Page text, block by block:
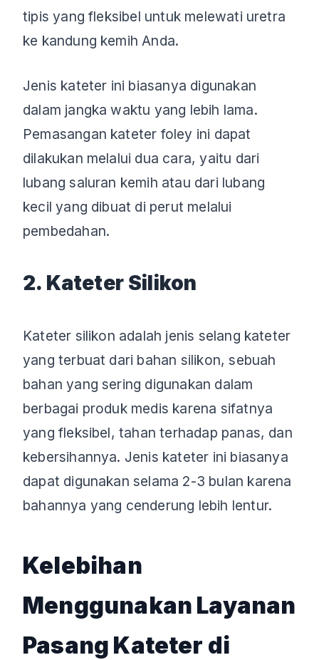
tipis yang fleksibel untuk melewati uretra
ke kandung kemih Anda.
Jenis kateter ini biasanya digunakan
dalam jangka waktu yang lebih lama.
Pemasangan kateter foley ini dapat
dilakukan melalui dua cara, yaitu dari
lubang saluran kemih atau dari lubang
kecil yang dibuat di perut melalui
pembedahan.
2. Kateter Silikon
Kateter silikon adalah jenis selang kateter
yang terbuat dari bahan silikon, sebuah
bahan yang sering digunakan dalam
berbagai produk medis karena sifatnya
yang fleksibel, tahan terhadap panas, dan
kebersihannya. Jenis kateter ini biasanya
dapat digunakan selama 2-3 bulan karena
bahannya yang cenderung lebih lentur.
Kelebihan
Menggunakan Layanan
Pasang Kateter di